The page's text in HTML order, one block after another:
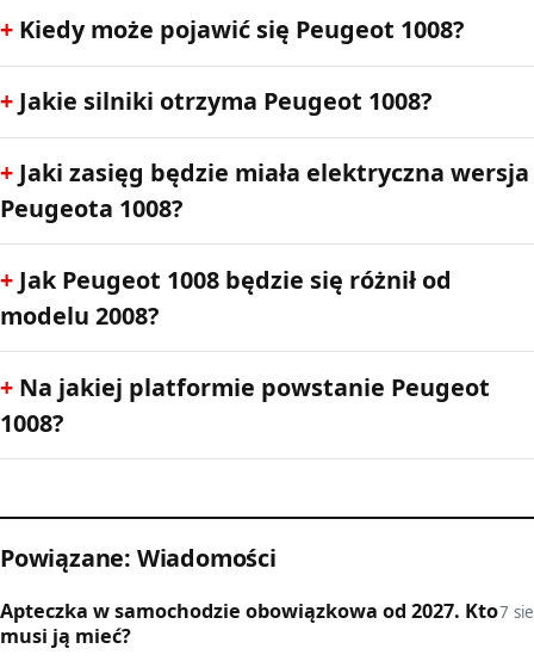
Kiedy może pojawić się Peugeot 1008?
Jakie silniki otrzyma Peugeot 1008?
Jaki zasięg będzie miała elektryczna wersja
Peugeota 1008?
Jak Peugeot 1008 będzie się różnił od
modelu 2008?
Na jakiej platformie powstanie Peugeot
1008?
Powiązane: Wiadomości
Apteczka w samochodzie obowiązkowa od 2027. Kto
musi ją mieć?
7 sie